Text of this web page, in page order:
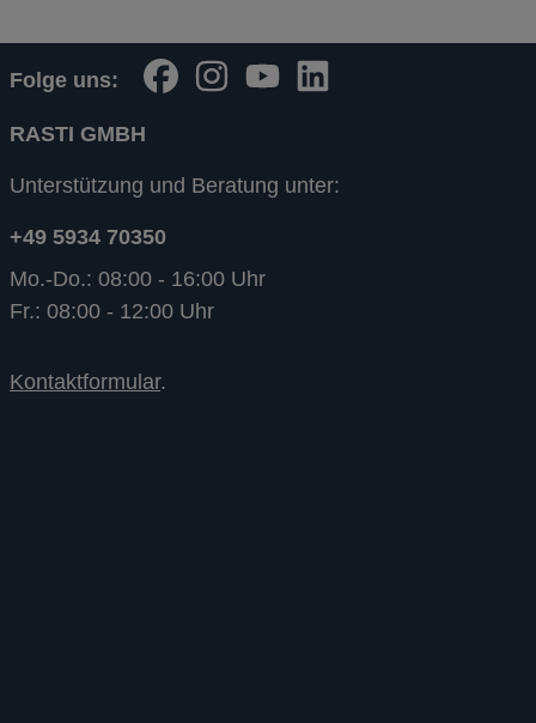
Folge uns:
RASTI GMBH
Unterstützung und Beratung unter:
+49 5934 70350
Mo.-Do.: 08:00 - 16:00 Uhr
Fr.: 08:00 - 12:00 Uhr
Kontaktformular.